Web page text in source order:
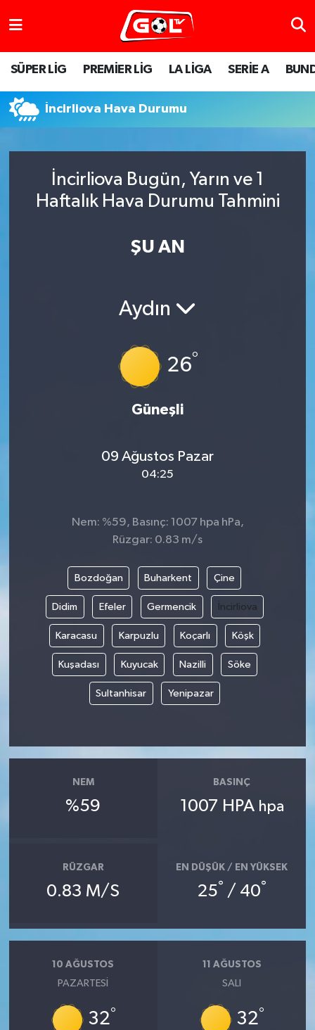
SÜPER LİG PREMİER LİG LA LİGA SERİE A
İncirliova Hava Durumu
İncirliova Bugün, Yarın ve 1
Haftalık Hava Durumu Tahmini
ŞU AN
Aydın
26°
Güneşli
09 Ağustos Pazar
04:25
Nem: %59, Basınç: 1007 hpa hPa,
Rüzgar: 0.83 m/s
Bozdoğan Buharkent Çine
Didim Efeler Germencik İncirliova
Karacasu Karpuzlu Koçarlı Köşk
Kuşadası Kuyucak Nazilli Söke
Sultanhisar Yenipazar
NEM
%59
BASINÇ
1007 HPA hpa
RÜZGAR
0.83 M/S
EN DÜŞÜK / EN YÜKSEK
25° / 40°
10 AĞUSTOS
PAZARTESI
32°
11 AĞUSTOS
SALI
32°